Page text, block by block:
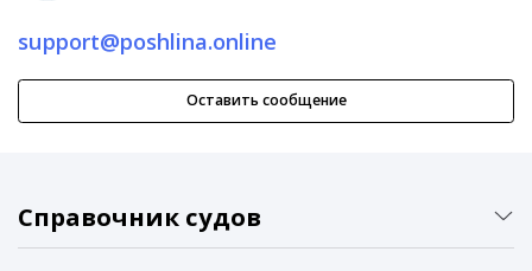
support@poshlina.online
Оставить сообщение
Справочник судов